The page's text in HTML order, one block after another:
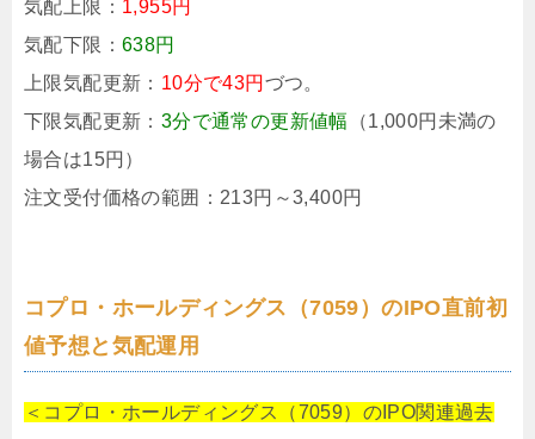
気配上限： 1,955円
気配下限： 638円
上限気配更新： 10分で43円 づつ。
下限気配更新： 3分で通常の更新値幅
（1,000円未満の
場合は15円）
注文受付価格の範囲：213円～3,400円
コプロ・ホールディングス（7059）のIPO直前初
値予想と気配運用
＜コプロ・ホールディングス（7059）のIPO関連過去